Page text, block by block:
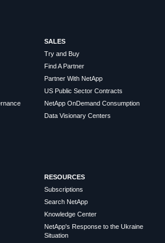
SALES
Try and Buy
Find A Partner
Partner With NetApp
US Public Sector Contracts
NetApp OnDemand Consumption
Data Visionary Centers
RESOURCES
Subscriptions
Search NetApp
Knowledge Center
NetApp's Response to the Ukraine
Situation